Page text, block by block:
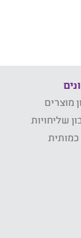
מוצרים
שליחויות